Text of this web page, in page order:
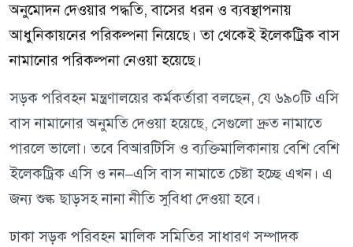
অনুমোদন দেওয়ার পদ্ধতি, বাসের ধরন ও ব্যবস্থাপনায়
আধুনিকায়নের পরিকল্পনা নিয়েছে। তা থেকেই ইলেকট্রিক বাস
নামানোর পরিকল্পনা নেওয়া হয়েছে।
সড়ক পরিবহন মন্ত্রণালয়ের কর্মকর্তারা বলছেন, যে ৬৯০টি এসি
বাস নামানোর অনুমতি দেওয়া হয়েছে, সেগুলো দ্রুত নামাতে
পারলে ভালো। তবে বিআরটিসি ও ব্যক্তিমালিকানায় বেশি বেশি
ইলেকট্রিক এসি ও নন–এসি বাস নামাতে চেষ্টা হচ্ছে এখন। এ
জন্য শুল্ক ছাড়সহ নানা নীতি সুবিধা দেওয়া হবে।
ঢাকা সড়ক পরিবহন মালিক সমিতির সাধারণ সম্পাদক